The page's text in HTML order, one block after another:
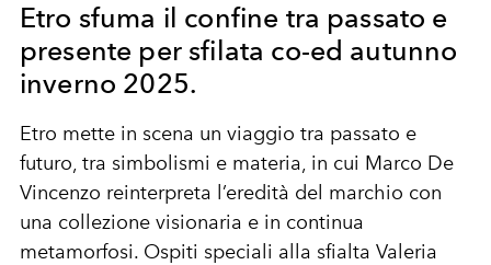
Etro sfuma il confine tra passato e
presente per sfilata co-ed autunno
inverno 2025.
Etro mette in scena un viaggio tra passato e
futuro, tra simbolismi e materia, in cui Marco De
Vincenzo reinterpreta l’eredità del marchio con
una collezione visionaria e in continua
metamorfosi. Ospiti speciali alla sfialta Valeria